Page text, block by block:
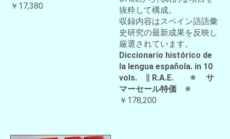
￥17,380
抜粋して構成。
収録内容はスペイン語語彙
史研究の最新成果を反映し
厳選されています。
Diccionario histórico de
la lengua española. in 10
vols. ∥ R.A.E. ※ サ
マーセール特価 ※
￥178,200